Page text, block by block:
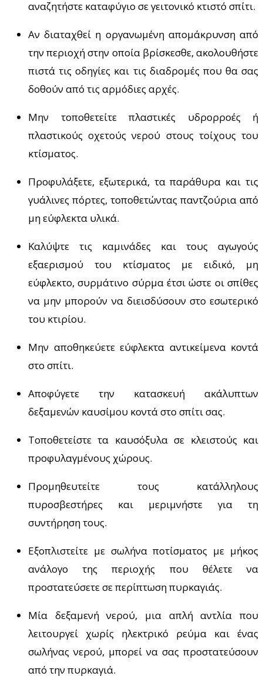
αναζητήστε καταφύγιο σε γειτονικό κτιστό σπίτι.
Αν διαταχθεί η οργανωμένη απομάκρυνση από
την περιοχή στην οποία βρίσκεσθε, ακολουθήστε
πιστά τις οδηγίες και τις διαδρομές που θα σας
δοθούν από τις αρμόδιες αρχές.
Μην τοποθετείτε πλαστικές υδρορροές ή
πλαστικούς οχετούς νερού στους τοίχους του
κτίσματος.
Προφυλάξετε, εξωτερικά, τα παράθυρα και τις
γυάλινες πόρτες, τοποθετώντας παντζούρια από
μη εύφλεκτα υλικά.
Καλύψτε τις καμινάδες και τους αγωγούς
εξαερισμού του κτίσματος με ειδικό, μη
εύφλεκτο, συρμάτινο σύρμα έτσι ώστε οι σπίθες
να μην μπορούν να διεισδύσουν στο εσωτερικό
του κτιρίου.
Μην αποθηκεύετε εύφλεκτα αντικείμενα κοντά
στο σπίτι.
Αποφύγετε την κατασκευή ακάλυπτων
δεξαμενών καυσίμου κοντά στο σπίτι σας.
Τοποθετείστε τα καυσόξυλα σε κλειστούς και
προφυλαγμένους χώρους.
Προμηθευτείτε τους κατάλληλους
πυροσβεστήρες και μεριμνήστε για τη
συντήρηση τους.
Εξοπλιστείτε με σωλήνα ποτίσματος με μήκος
ανάλογο της περιοχής που θέλετε να
προστατεύσετε σε περίπτωση πυρκαγιάς.
Μία δεξαμενή νερού, μια απλή αντλία που
λειτουργεί χωρίς ηλεκτρικό ρεύμα και ένας
σωλήνας νερού, μπορεί να σας προστατεύσουν
από την πυρκαγιά.